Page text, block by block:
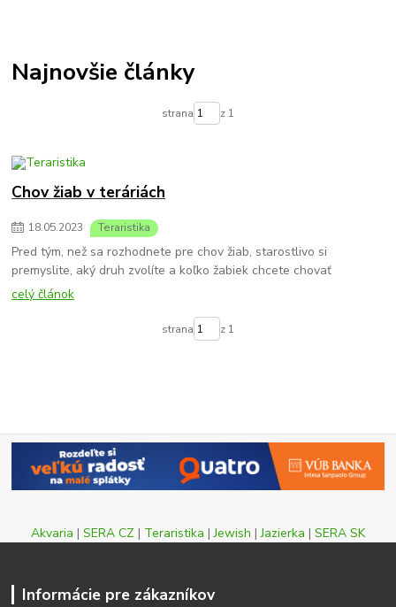
Najnovšie články
strana z 1
Chov žiab v teráriách
18.05.2023 Teraristika
Pred tým, než sa rozhodnete pre chov žiab, starostlivo si
premyslite, aký druh zvolíte a koľko žabiek chcete chovať
celý článok
strana z 1
Akvaria | SERA CZ | Teraristika |Jewish |Jazierka | SERA SK
Informácie pre zákazníkov